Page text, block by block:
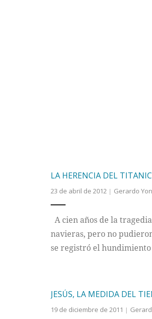
LA HERENCIA DEL TITANIC
23 de abril de 2012 Gerardo
A cien años de la
navieras, pero no
se registró el
JESÚS, LA MEDIDA DEL
19 de diciembre de 2011